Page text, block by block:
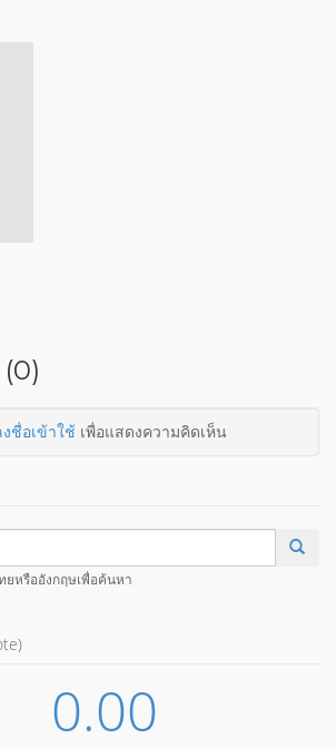
งชื่อเข้าใช้เพื่อแสดงความคิดเห็น
ยหรืออังกฤษเพื่อค้นหา
0.00